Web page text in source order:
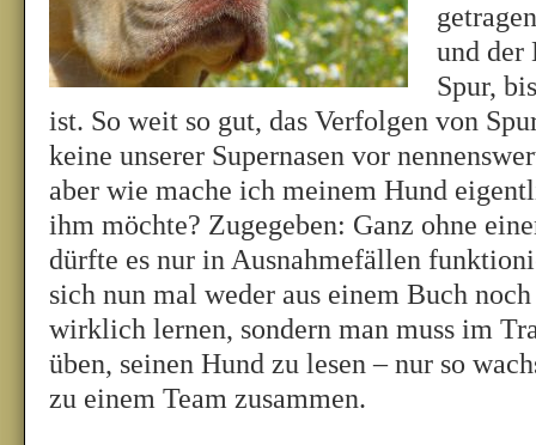
und der
Spur,
ist. So weit so gut, das Verfolgen von
keine unserer Supernasen vor
aber wie mache ich meinem Hund
ihm möchte? Zugegeben: Ganz ohne
dürfte es nur in Ausnahmefällen
sich nun mal weder aus einem Buch
wirklich lernen, sondern man muss im
üben, seinen Hund zu lesen – nur so
zu einem Team zusammen.